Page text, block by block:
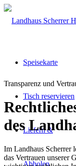
Speisekarte
Tisch reservieren
Liefern &
Abholen
Transparenz und
des
Im Landhaus Scherrer
das Vertrauen unserer